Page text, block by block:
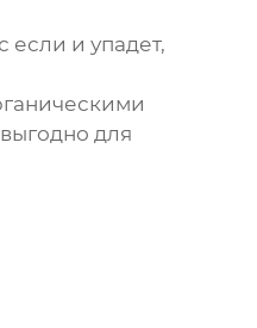
и упадет,
для